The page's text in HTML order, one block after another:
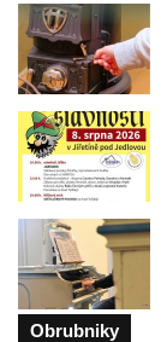
Obrubniky